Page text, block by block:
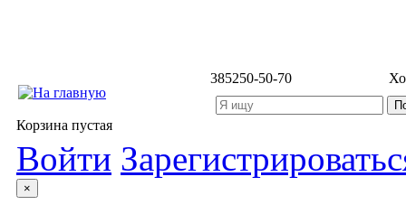
385250-50-70
Корзина пустая
Войти
×